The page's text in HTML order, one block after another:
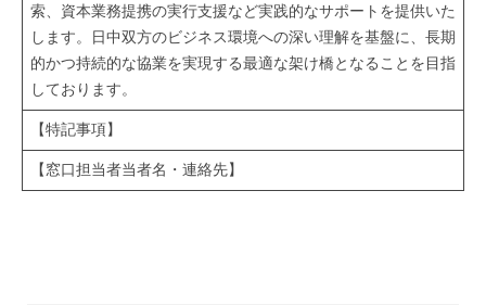
索、資本業務提携の実行支援など実践的なサポートを提供いた
します。日中双方のビジネス環境への深い理解を基盤に、長期
的かつ持続的な協業を実現する最適な架け橋となることを目指
しております。
【特記事項】
【窓口担当者当者名・連絡先】